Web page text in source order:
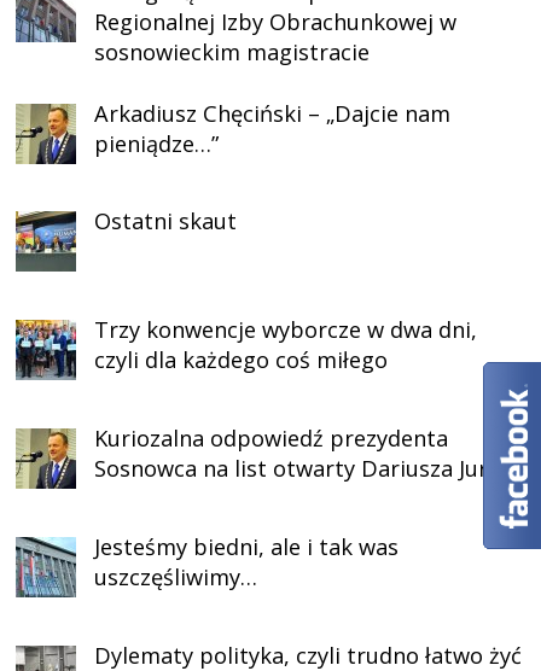
Regionalnej Izby Obrachunkowej w
sosnowieckim magistracie
Arkadiusz Chęciński – „Dajcie nam
pieniądze…”
Ostatni skaut
Trzy konwencje wyborcze w dwa dni,
czyli dla każdego coś miłego
Kuriozalna odpowiedź prezydenta
Sosnowca na list otwarty Dariusza Jurka
Jesteśmy biedni, ale i tak was
uszczęśliwimy…
Dylematy polityka, czyli trudno łatwo żyć